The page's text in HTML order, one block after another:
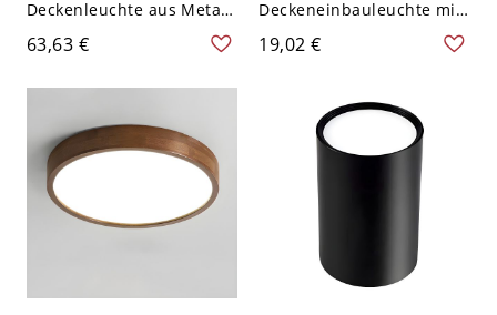
Deckenleuchte aus Metall
mit 1 Licht - Schwarz
110V-120V 30,48 cm
Weißlicht
63,63 €
Deckeneinbauleuchte mit
Holzmaserung - Weiß
110V-120V Weißlicht
19,02 €